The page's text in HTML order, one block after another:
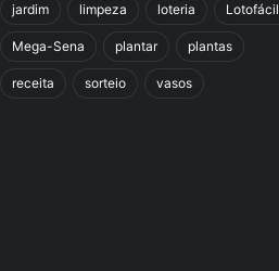
jardim limpeza loteria Lotofácil
Mega-Sena plantar plantas
receita sorteio vasos